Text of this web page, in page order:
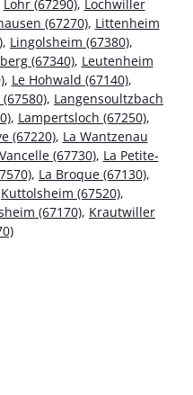
Lohr (67290), Lochwiller
(67270), Littenheim
, Lingolsheim (67380),
(67340), Leutenheim
, Le Hohwald (67140),
, Langensoultzbach
, Lampertsloch (67250),
(67220), La Wantzenau
(67730), La Petite-
, La Broque (67130),
Kuttolsheim (67520),
(67170), Krautwiller